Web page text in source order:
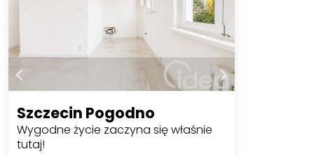
Szczecin Pogodno
Wygodne życie zaczyna się właśnie
tutaj!